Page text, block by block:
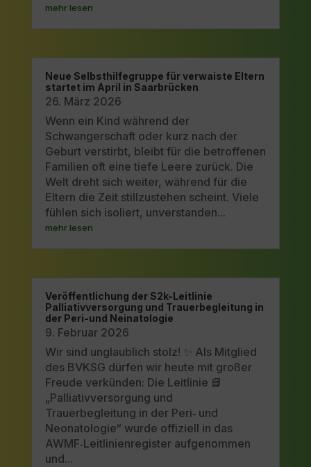
mehr lesen
Neue Selbsthilfegruppe für verwaiste Eltern
startet im April in Saarbrücken
26. März 2026
Wenn ein Kind während der
Schwangerschaft oder kurz nach der
Geburt verstirbt, bleibt für die betroffenen
Familien oft eine tiefe Leere zurück. Die
Welt dreht sich weiter, während für die
Eltern die Zeit stillzustehen scheint. Viele
fühlen sich isoliert, unverstanden...
mehr lesen
Veröffentlichung der S2k-Leitlinie
Palliativversorgung und Trauerbegleitung in
der Peri-und Neinatologie
9. Februar 2026
Wir sind unglaublich stolz! ✨ Als Mitglied
des BVKSG dürfen wir heute mit großer
Freude verkünden: Die Leitlinie 📘
„Palliativversorgung und
Trauerbegleitung in der Peri‑ und
Neonatologie“ wurde offiziell in das
AWMF‑Leitlinienregister aufgenommen
und...